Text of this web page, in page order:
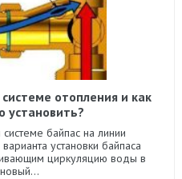
отопления и как
установить?
байпас на линии
установки байпаса
циркуляцию воды в